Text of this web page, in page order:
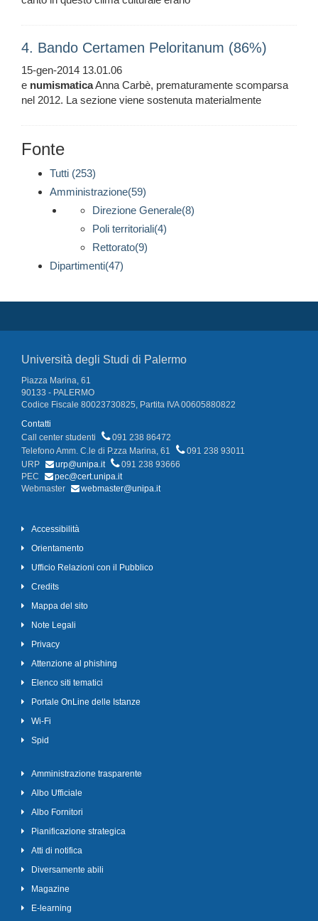
4. Bando Certamen Peloritanum (86%)
15-gen-2014 13.01.06
e numismaticaAnna Carbè, prematuramente scomparsa
nel 2012. La sezione viene sostenuta materialmente
Fonte
Tutti (253)
Amministrazione(59)
Direzione Generale(8)
Poli territoriali(4)
Rettorato(9)
Dipartimenti(47)
Università degli Studi di Palermo
Piazza Marina, 61
90133 - PALERMO
Codice Fiscale 80023730825, Partita IVA 00605880822
Contatti
Call center studenti
091 238 86472
Telefono Amm. C.le di P.zza Marina, 61
091 238 93011
URP
urp@unipa.it
091 238 93666
PEC
pec@cert.unipa.it
Webmaster
webmaster@unipa.it
Accessibilità
Orientamento
Ufficio Relazioni con il Pubblico
Credits
Mappa del sito
Note Legali
Privacy
Attenzione al phishing
Elenco siti tematici
Portale OnLine delle Istanze
Wi-Fi
Spid
Amministrazione trasparente
Albo Ufficiale
Albo Fornitori
Pianificazione strategica
Atti di notifica
Diversamente abili
Magazine
E-learning